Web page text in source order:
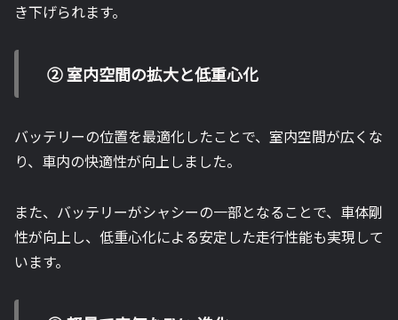
き下げられます。
② 室内空間の拡大と低重心化
バッテリーの位置を最適化したことで、室内空間が広くな
り、車内の快適性が向上しました。
また、バッテリーがシャシーの一部となることで、車体剛
性が向上し、低重心化による安定した走行性能も実現して
います。